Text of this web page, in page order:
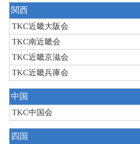
関西
TKC近畿大阪会
TKC南近畿会
TKC近畿京滋会
TKC近畿兵庫会
中国
TKC中国会
四国